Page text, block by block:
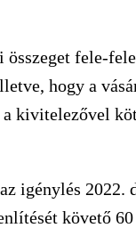
fele-
hogy a
a kivitelezővel
igénylés 2022.
követő